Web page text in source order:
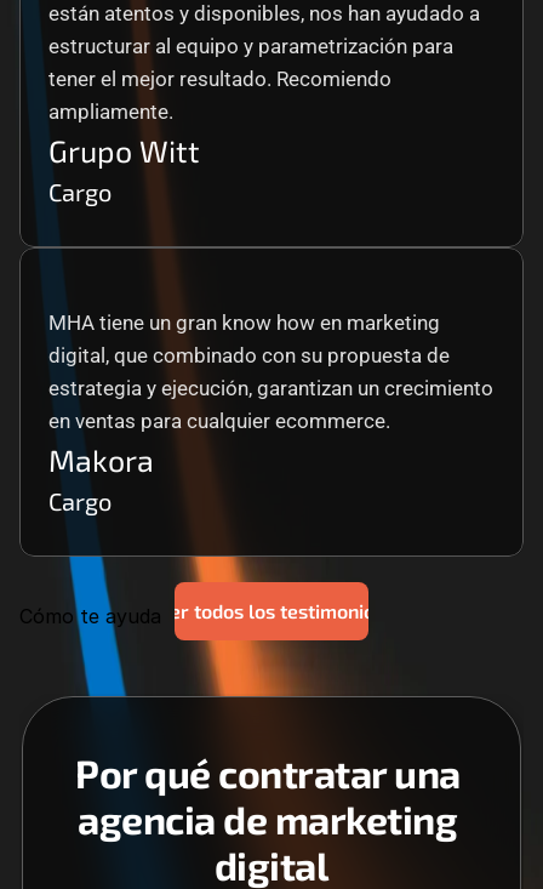
Por qué contratar una
agencia de marketing
digital
Ver todos los testimonios
están atentos y disponibles, nos han ayudado a
estructurar al equipo y parametrización para
tener el mejor resultado. Recomiendo
ampliamente.
Grupo Witt
Cargo
MHA tiene un gran know how en marketing
digital, que combinado con su propuesta de
estrategia y ejecución, garantizan un crecimiento
en ventas para cualquier ecommerce.
Makora
Cargo
Cómo te ayuda